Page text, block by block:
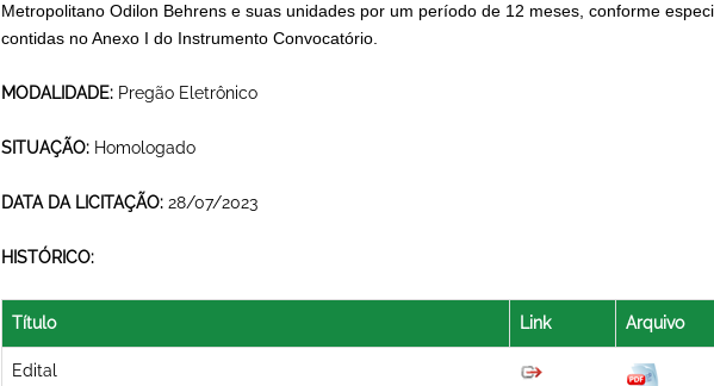
Metropolitano Odilon Behrens e suas unidades por um período de 12 meses, conforme
contidas no Anexo I do Instrumento Convocatório.
MODALIDADE: Pregão Eletrônico
SITUAÇÃO: Homologado
DATA DA LICITAÇÃO: 28/07/2023
HISTÓRICO:
Título Link Arquivo
Edital